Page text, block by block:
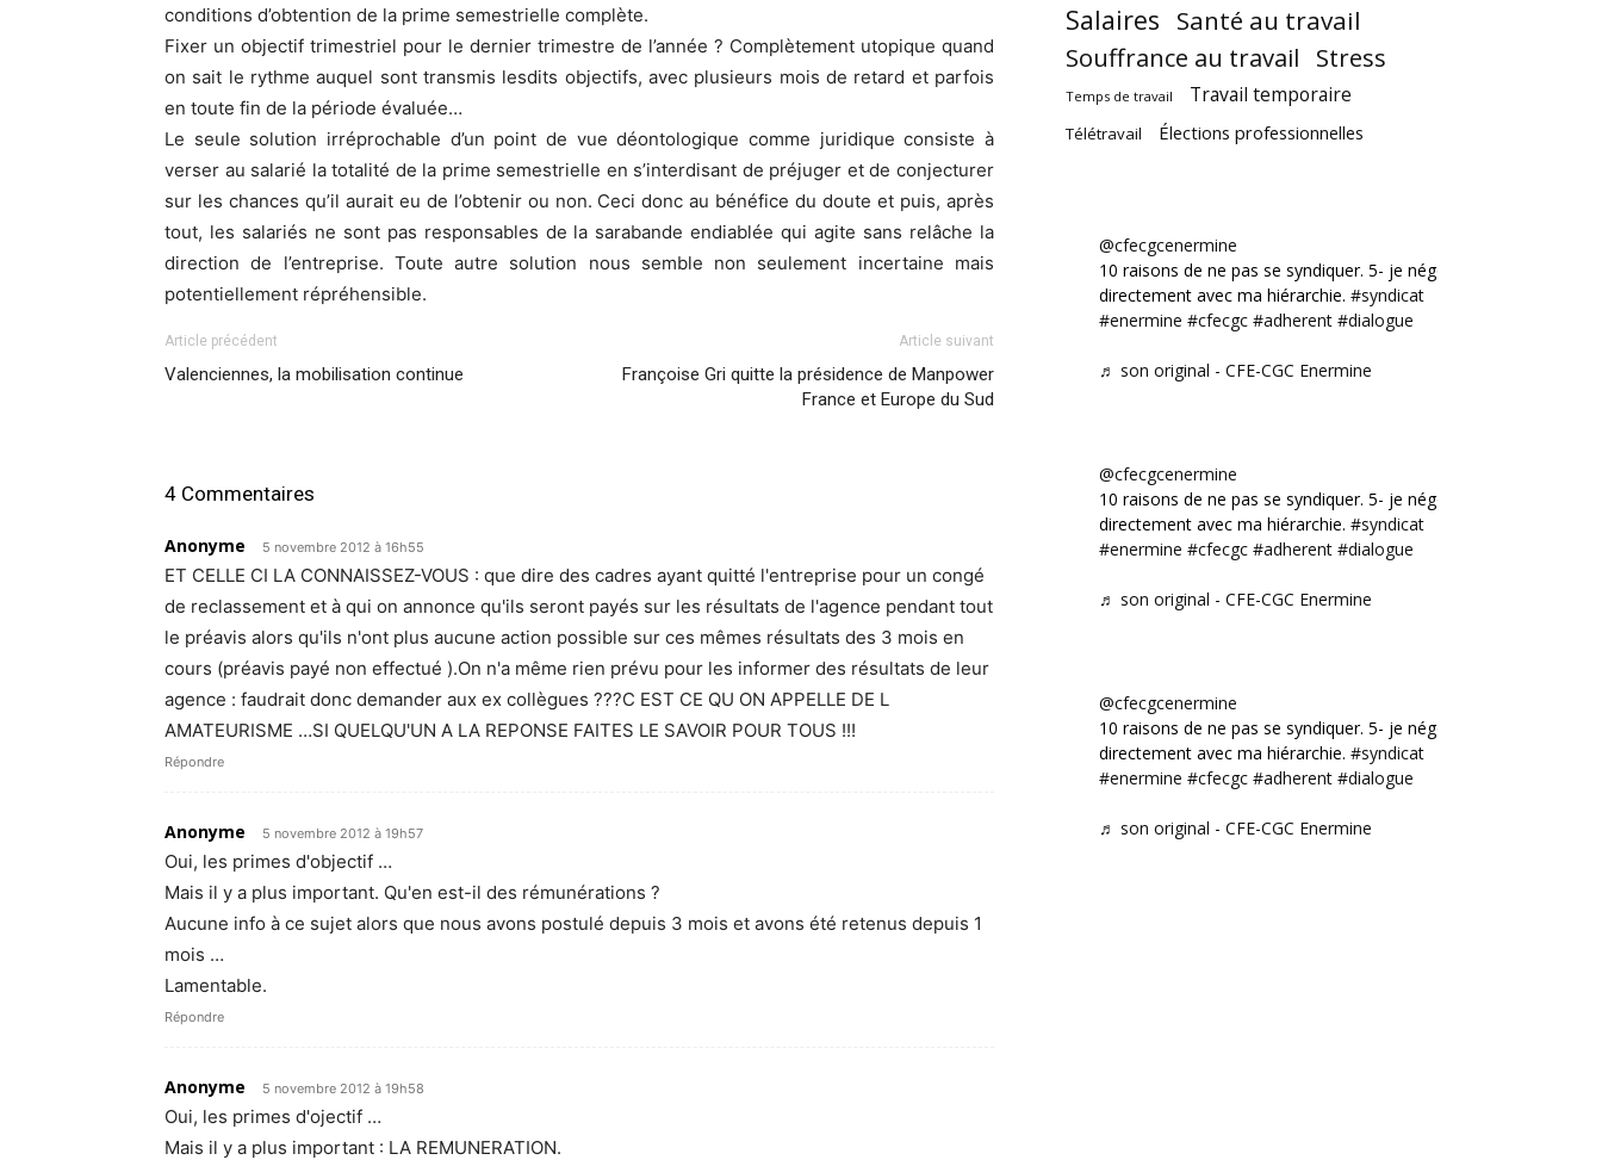
conditions d’obtention de la prime semestrielle complète.
Fixer un objectif trimestriel pour le dernier trimestre de l’année ? Complètement utopique quand
on sait le rythme auquel sont transmis lesdits objectifs, avec plusieurs mois de retard et parfois
en toute fin de la période évaluée…
Le seule solution irréprochable d’un point de vue déontologique comme juridique consiste à
verser au salarié la totalité de la prime semestrielle en s’interdisant de préjuger et de conjecturer
sur les chances qu’il aurait eu de l’obtenir ou non. Ceci donc au bénéfice du doute et puis, après
tout, les salariés ne sont pas responsables de la sarabande endiablée qui agite sans relâche la
direction de l’entreprise. Toute autre solution nous semble non seulement incertaine mais
potentiellement répréhensible.
Article précédent
Valenciennes, la mobilisation continue
Article suivant
Françoise Gri quitte la présidence de Manpower
France et Europe du Sud
4 Commentaires
Anonyme 5 novembre 2012 à 16h55
ET CELLE CI LA CONNAISSEZ-VOUS : que dire des cadres ayant quitté l'entreprise pour un congé
de reclassement et à qui on annonce qu'ils seront payés sur les résultats de l'agence pendant tout
le préavis alors qu'ils n'ont plus aucune action possible sur ces mêmes résultats des 3 mois en
cours (préavis payé non effectué ).On n'a même rien prévu pour les informer des résultats de leur
agence : faudrait donc demander aux ex collègues ???C EST CE QU ON APPELLE DE L
AMATEURISME …SI QUELQU'UN A LA REPONSE FAITES LE SAVOIR POUR TOUS !!!
Répondre
Anonyme 5 novembre 2012 à 19h57
Oui, les primes d'objectif …
Mais il y a plus important. Qu'en est-il des rémunérations ?
Aucune info à ce sujet alors que nous avons postulé depuis 3 mois et avons été retenus depuis 1
mois …
Lamentable.
Répondre
Anonyme 5 novembre 2012 à 19h58
Oui, les primes d'ojectif …
Mais il y a plus important : LA REMUNERATION.
Salaires Santé au travail
Souffrance au travail Stress
Temps de travail Travail temporaire
Télétravail Élections professionnelles
@cfecgcenermine
10 raisons de ne pas se syndiquer. 5- je négocie
directement avec ma hiérarchie. #syndicat
#enermine #cfecgc #adherent #dialogue
♬ son original - CFE-CGC Enermine
@cfecgcenermine
10 raisons de ne pas se syndiquer. 5- je négocie
directement avec ma hiérarchie. #syndicat
#enermine #cfecgc #adherent #dialogue
♬ son original - CFE-CGC Enermine
@cfecgcenermine
10 raisons de ne pas se syndiquer. 5- je négocie
directement avec ma hiérarchie. #syndicat
#enermine #cfecgc #adherent #dialogue
♬ son original - CFE-CGC Enermine